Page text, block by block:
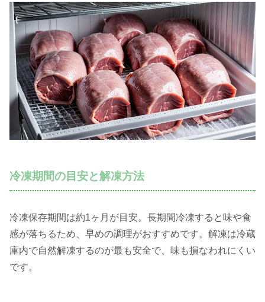
冷凍期間の目安と解凍方法
冷凍保存期間は約1ヶ月が目安。長期間冷凍すると味や食
感が落ちるため、早めの調理がおすすめです。解凍は冷蔵
庫内で自然解凍するのが最も安全で、味も損なわれにくい
です。